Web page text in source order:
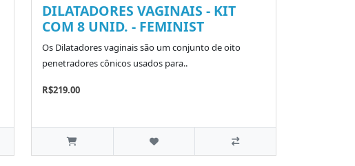
DILATADORES VAGINAIS - KIT
COM 8 UNID. - FEMINIST
Os Dilatadores vaginais são um conjunto de oito
penetradores cônicos usados para..
R$219.00